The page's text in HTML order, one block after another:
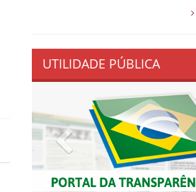
UTILIDADE PÚBLICA
Previous